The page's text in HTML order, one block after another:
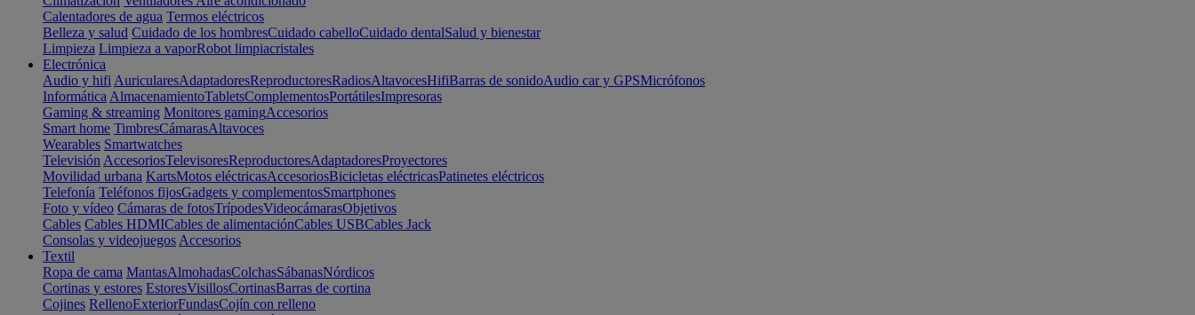
Calentadores de agua Termos eléctricos
Belleza y salud Cuidado de los hombresCuidado cabelloCuidado dentalSalud y bienestar
Limpieza Limpieza a vaporRobot limpiacristales
Electrónica
Audio y hifi AuricularesAdaptadoresReproductoresRadiosAltavocesHifiBarras de sonidoAudio car y GPSMicrófonos
Informática AlmacenamientoTabletsComplementosPortátilesImpresoras
Gaming & streaming Monitores gamingAccesorios
Smart home TimbresCámarasAltavoces
Wearables Smartwatches
Televisión AccesoriosTelevisoresReproductoresAdaptadoresProyectores
Movilidad urbana KartsMotos eléctricasAccesoriosBicicletas eléctricasPatinetes eléctricos
Telefonía Teléfonos fijosGadgets y complementosSmartphones
Foto y vídeo Cámaras de fotosTrípodesVideocámarasObjetivos
Cables Cables HDMICables de alimentaciónCables USBCables Jack
Consolas y videojuegos Accesorios
Textil
Ropa de cama MantasAlmohadasColchasSábanasNórdicos
Cortinas y estores EstoresVisillosCortinasBarras de cortina
Cojines RellenoExteriorFundasCojín con relleno